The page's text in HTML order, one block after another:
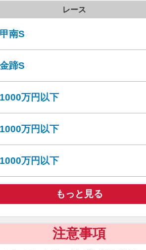
レース
甲南S
金蹄S
1000万円以下
1000万円以下
1000万円以下
もっと見る
注意事項